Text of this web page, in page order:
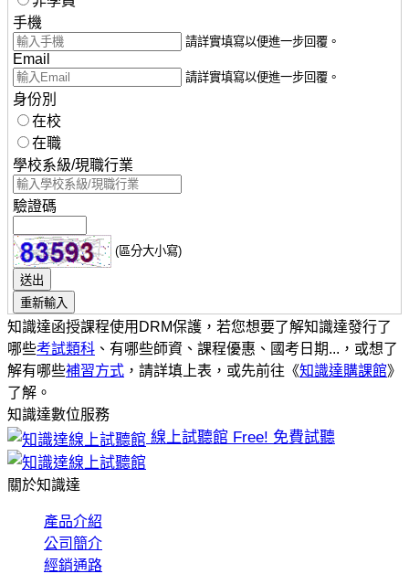
手機
請詳實填寫以便進一步回覆。
Email
請詳實填寫以便進一步回覆。
身份別
在校
在職
學校系級/現職行業
驗證碼
(區分大小寫)
知識達函授課程使用DRM保護，若您想要了解知識達發行了
哪些考試類科 、有哪些師資、課程優惠、國考日期...，或想了
解有哪些補習方式 ，請詳填上表，或先前往《知識達購課館》
了解。
知識達數位服務
線上試聽館 Free! 免費試聽
關於知識達
產品介紹
公司簡介
經銷通路